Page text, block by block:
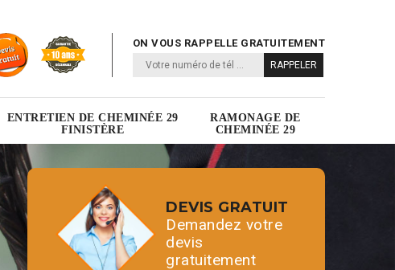
ON VOUS RAPPELLE GRATUITEMENT
ENTRETIEN DE CHEMINÉE 29
FINISTÈRE
RAMONAGE DE
CHEMINÉE 29
DEVIS GRATUIT
Demandez votre
devis
gratuitement